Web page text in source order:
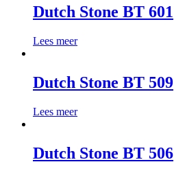
Dutch Stone BT 601
Lees meer
Dutch Stone BT 509
Lees meer
Dutch Stone BT 506